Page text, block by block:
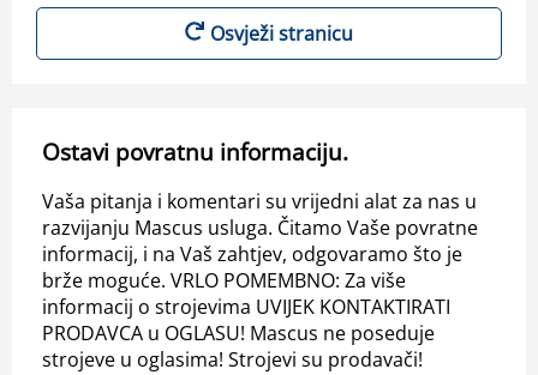
Osvježi stranicu
Ostavi povratnu informaciju.
Vaša pitanja i komentari su vrijedni alat za nas u
razvijanju Mascus usluga. Čitamo Vaše povratne
informacij, i na Vaš zahtjev, odgovaramo što je
brže moguće. VRLO POMEMBNO: Za više
informacij o strojevima UVIJEK KONTAKTIRATI
PRODAVCA u OGLASU! Mascus ne poseduje
strojeve u oglasima! Strojevi su prodavači!